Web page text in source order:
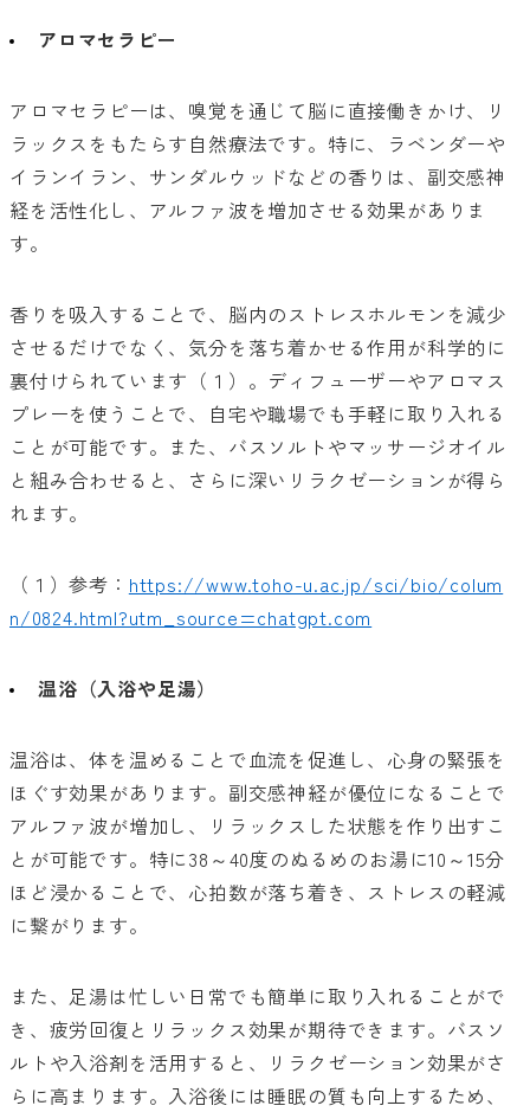
アロマセラピー
アロマセラピーは、嗅覚を通じて脳に直接働きかけ、リ
ラックスをもたらす自然療法です。特に、ラベンダーや
イランイラン、サンダルウッドなどの香りは、副交感神
経を活性化し、アルファ波を増加させる効果がありま
す。
香りを吸入することで、脳内のストレスホルモンを減少
させるだけでなく、気分を落ち着かせる作用が科学的に
裏付けられています（１）。ディフューザーやアロマス
プレーを使うことで、自宅や職場でも手軽に取り入れる
ことが可能です。また、バスソルトやマッサージオイル
と組み合わせると、さらに深いリラクゼーションが得ら
れます。
（１）参考： https://www.toho-u.ac.jp/sci/bio/colum
n/0824.html?utm_source=chatgpt.com
温浴（入浴や足湯）
温浴は、体を温めることで血流を促進し、心身の緊張を
ほぐす効果があります。副交感神経が優位になることで
アルファ波が増加し、リラックスした状態を作り出すこ
とが可能です。特に38～40度のぬるめのお湯に10～15分
ほど浸かることで、心拍数が落ち着き、ストレスの軽減
に繋がります。
また、足湯は忙しい日常でも簡単に取り入れることがで
き、疲労回復とリラックス効果が期待できます。バスソ
ルトや入浴剤を活用すると、リラクゼーション効果がさ
らに高まります。入浴後には睡眠の質も向上するため、